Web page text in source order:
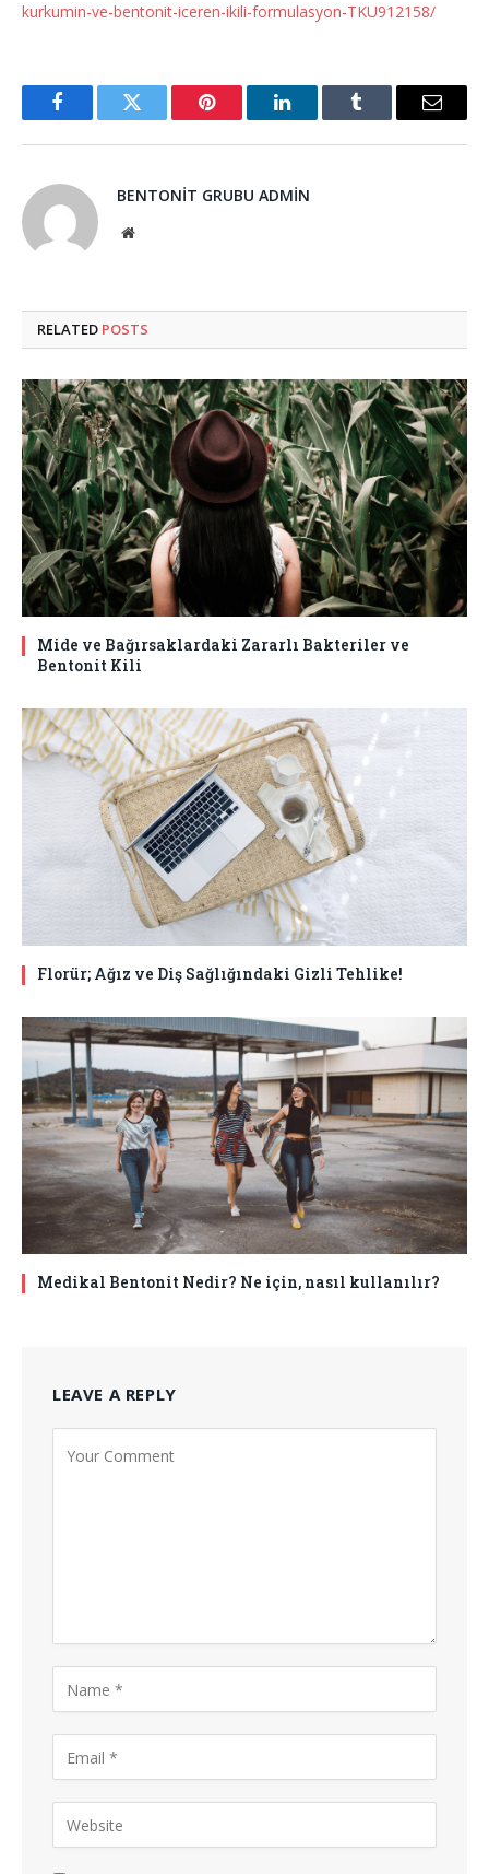
kurkumin-ve-bentonit-iceren-ikili-formulasyon-TKU912158/
FacebookTwitter Pinterest LinkedInTumblr Email
BENTONIT GRUBU ADMIN
Website
RELATED POSTS
Mide ve Bağırsaklardaki Zararlı Bakteriler ve
Bentonit Kili
Florür; Ağız ve Diş Sağlığındaki Gizli Tehlike!
Medikal Bentonit Nedir? Ne için, nasıl kullanılır?
LEAVE A REPLY